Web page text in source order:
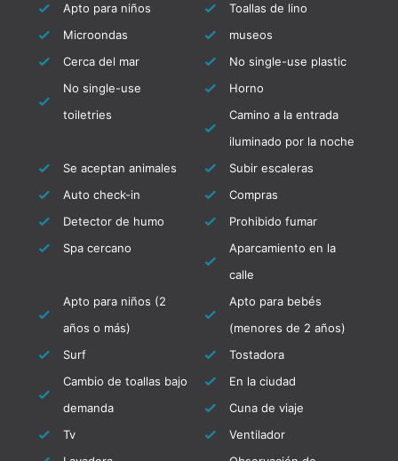
encontrará productos de bienvenida para
comenzar su estancia cómodamente
(jabón, champú, papel higiénico y otros
artículos esenciales).
Sábanas y toallas: Se proporcionan
sábanas y las camas están hechas para
su llegada. También se incluyen toallas
de baño suaves y alfombrillas de baño.
Todos estos artículos se limpian y
desinfectan por nuestro servicio de
lavandería profesional, Homies Eco
Limpieza superficial al final de la
limpieza superficial para preparar la
propiedad para el próximo huésped.
Apto para niños
Toallas de lino
Microondas
museos
Cerca del mar
No single-use plastic
No single-use
toiletries
Horno
Camino a la entrada
iluminado por la noche
Se aceptan animales
Subir escaleras
Auto check-in
Compras
Detector de humo
Prohibido fumar
Spa cercano
Aparcamiento en la
calle
Apto para niños (2
años o más)
Apto para bebés
(menores de 2 años)
Surf
Tostadora
Cambio de toallas bajo
demanda
En la ciudad
Cuna de viaje
Tv
Ventilador